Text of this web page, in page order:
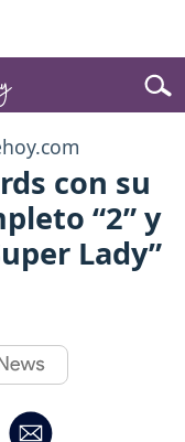
con su
“2” y
Lady”